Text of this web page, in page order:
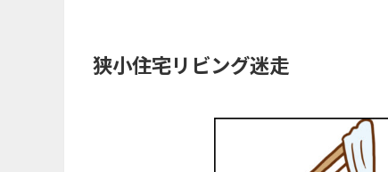
狭小住宅リビング迷走